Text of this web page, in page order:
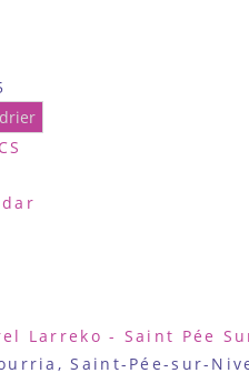
Larreko - Saint Pée
Saint-Pée-sur-